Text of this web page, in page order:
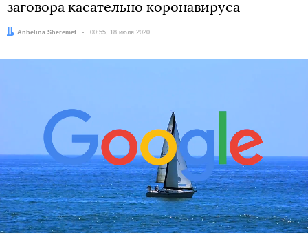
заговора касательно коронавируса
Автор:
Anhelina Sheremet Дата:
00:55, 18 июля 2020